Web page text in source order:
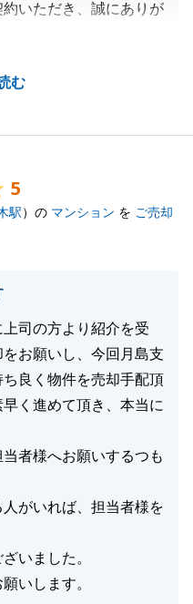
む
いただき、誠にありが
ことで、よりスムーズ
きました。
は、ご挨拶させていた
産に関するご質問等が
軽にご連絡くださいま
5
駅）の マンション を ご売却
司の方より紹介を受
お願いし、今回月島支
良く物件を売却手配頂
く進めて頂き、本当に
者様へお願いするつも
がいれば、担当者様を
いました。
いします。